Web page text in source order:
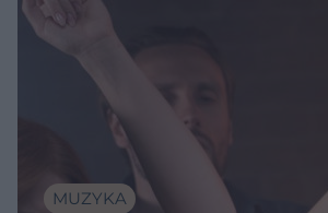
MUZYKA